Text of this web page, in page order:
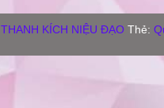
THANH KÍCH NIỆU ĐẠO Thẻ: